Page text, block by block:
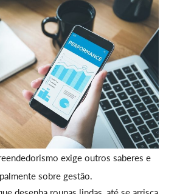
exige outros saberes e
sobre gestão.